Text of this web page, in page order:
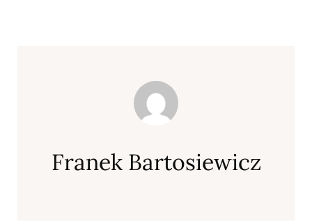
Franek Bartosiewicz